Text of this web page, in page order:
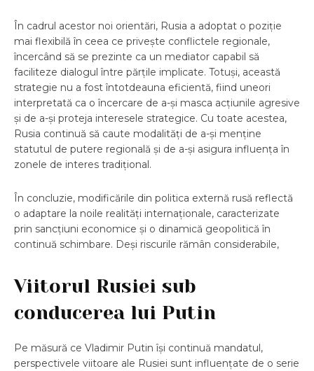
În cadrul acestor noi orientări, Rusia a adoptat o poziție
mai flexibilă în ceea ce privește conflictele regionale,
încercând să se prezinte ca un mediator capabil să
faciliteze dialogul între părțile implicate. Totuși, această
strategie nu a fost întotdeauna eficientă, fiind uneori
interpretată ca o încercare de a-și masca acțiunile agresive
și de a-și proteja interesele strategice. Cu toate acestea,
Rusia continuă să caute modalități de a-și menține
statutul de putere regională și de a-și asigura influența în
zonele de interes tradițional.
În concluzie, modificările din politica externă rusă reflectă
o adaptare la noile realități internaționale, caracterizate
prin sancțiuni economice și o dinamică geopolitică în
continuă schimbare. Deși riscurile rămân considerabile,
Viitorul Rusiei sub
conducerea lui Putin
Pe măsură ce Vladimir Putin își continuă mandatul,
perspectivele viitoare ale Rusiei sunt influențate de o serie